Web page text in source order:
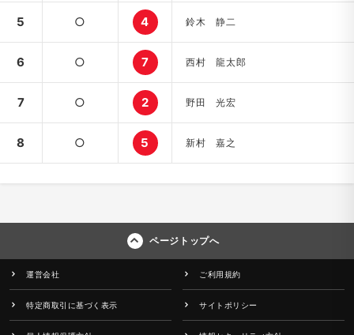
5 ○ 4 鈴木 静二
6 ○ 7 西村 龍太郎
7 ○ 2 野田 光宏
8 ○ 5 新村 嘉之
ページトップへ
運営会社 ご利用規約
特定商取引に基づく表示 サイトポリシー